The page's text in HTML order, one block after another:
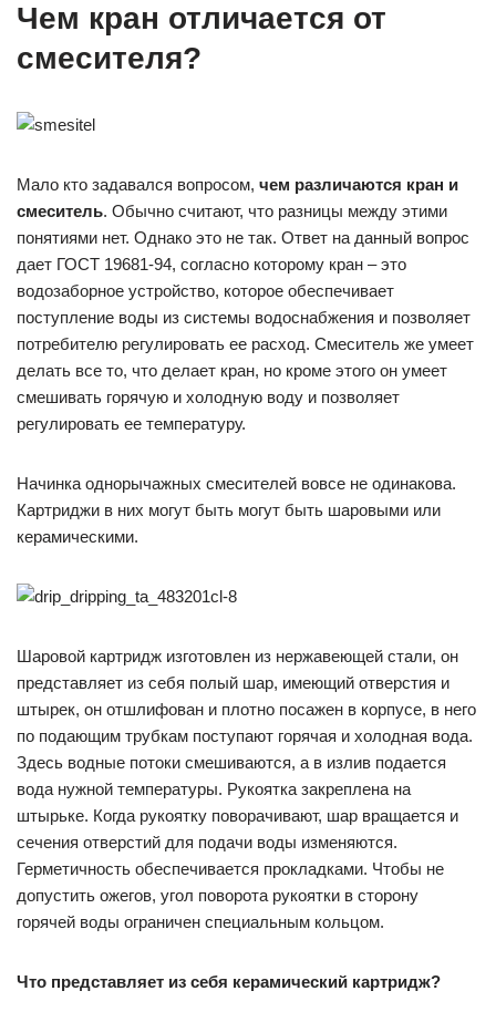
Чем кран отличается от
смесителя?
Мало кто задавался вопросом, чем различаются кран и
смеситель. Обычно считают, что разницы между этими
понятиями нет. Однако это не так. Ответ на данный вопрос
дает ГОСТ 19681-94, согласно которому кран – это
водозаборное устройство, которое обеспечивает
поступление воды из системы водоснабжения и позволяет
потребителю регулировать ее расход. Смеситель же умеет
делать все то, что делает кран, но кроме этого он умеет
смешивать горячую и холодную воду и позволяет
регулировать ее температуру.
Начинка однорычажных смесителей вовсе не одинакова.
Картриджи в них могут быть могут быть шаровыми или
керамическими.
Шаровой картридж изготовлен из нержавеющей стали, он
представляет из себя полый шар, имеющий отверстия и
штырек, он отшлифован и плотно посажен в корпусе, в него
по подающим трубкам поступают горячая и холодная вода.
Здесь водные потоки смешиваются, а в излив подается
вода нужной температуры. Рукоятка закреплена на
штырьке. Когда рукоятку поворачивают, шар вращается и
сечения отверстий для подачи воды изменяются.
Герметичность обеспечивается прокладками. Чтобы не
допустить ожегов, угол поворота рукоятки в сторону
горячей воды ограничен специальным кольцом.
Что представляет из себя керамический картридж?